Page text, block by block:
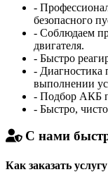
-
безопасного
- Соблюдаем
двигателя.
- Быстро
- Диагностика
выполнении
- Подбор АКБ
- Быстро,
С нами
Как заказать